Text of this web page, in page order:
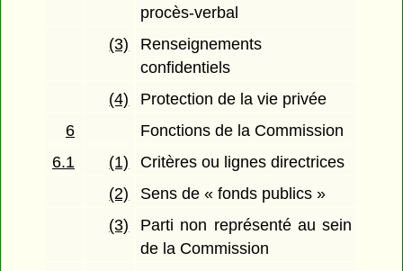
procès-verbal
(3)
Renseignements
confidentiels
(4)
Protection de la vie privée
6
Fonctions de la Commission
6.1
(1)
Critères ou lignes directrices
(2)
Sens de « fonds publics »
(3)
Parti non représenté au sein
de la Commission